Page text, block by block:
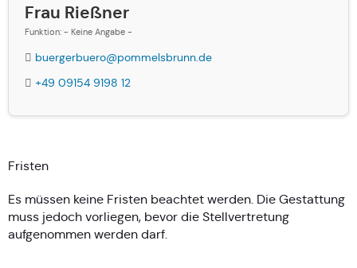
Frau Rießner
Funktion: - Keine Angabe -
buergerbuero@pommelsbrunn.de
+49 09154 9198 12
Fristen
Es müssen keine Fristen beachtet werden. Die Gestattung
muss jedoch vorliegen, bevor die Stellvertretung
aufgenommen werden darf.